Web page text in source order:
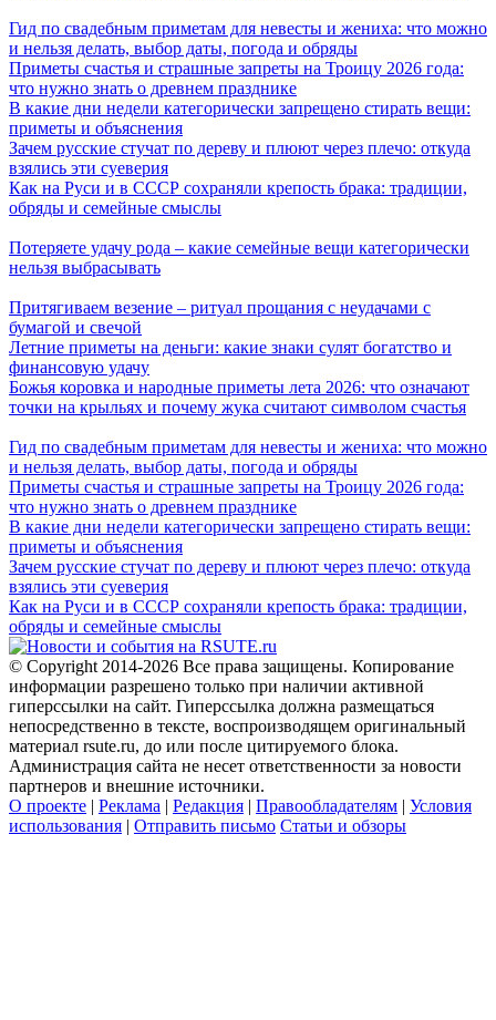
Гид по свадебным приметам для невесты и жениха: что можно
и нельзя делать, выбор даты, погода и обряды
Приметы счастья и страшные запреты на Троицу 2026 года:
что нужно знать о древнем празднике
В какие дни недели категорически запрещено стирать вещи:
приметы и объяснения
Зачем русские стучат по дереву и плюют через плечо: откуда
взялись эти суеверия
Как на Руси и в СССР сохраняли крепость брака: традиции,
обряды и семейные смыслы
Потеряете удачу рода – какие семейные вещи категорически
нельзя выбрасывать
Притягиваем везение – ритуал прощания с неудачами с
бумагой и свечой
Летние приметы на деньги: какие знаки сулят богатство и
финансовую удачу
Божья коровка и народные приметы лета 2026: что означают
точки на крыльях и почему жука считают символом счастья
Гид по свадебным приметам для невесты и жениха: что можно
и нельзя делать, выбор даты, погода и обряды
Приметы счастья и страшные запреты на Троицу 2026 года:
что нужно знать о древнем празднике
В какие дни недели категорически запрещено стирать вещи:
приметы и объяснения
Зачем русские стучат по дереву и плюют через плечо: откуда
взялись эти суеверия
Как на Руси и в СССР сохраняли крепость брака: традиции,
обряды и семейные смыслы
© Copyright 2014-2026 Все права защищены. Копирование
информации разрешено только при наличии активной
гиперссылки на сайт. Гиперссылка должна размещаться
непосредственно в тексте, воспроизводящем оригинальный
материал rsute.ru, до или после цитируемого блока.
Администрация сайта не несет ответственности за новости
партнеров и внешние источники.
О проекте | Реклама | Редакция | Правообладателям | Условия
использования | Отправить письмо Статьи и обзоры